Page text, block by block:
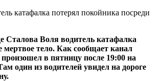
Сталова Воля водитель катафалка
мертвое тело. Как сообщает канал
в пятницу после 19:00 на
один из водителей увидел на дороге